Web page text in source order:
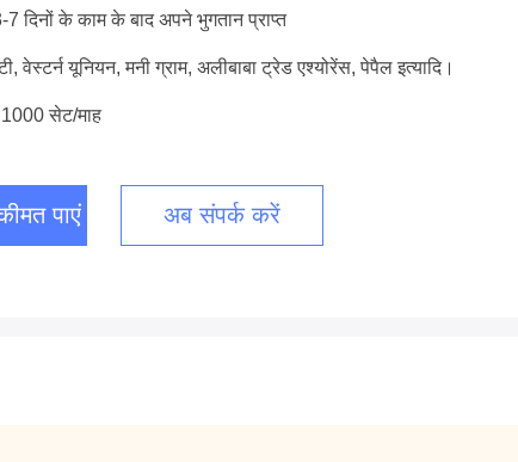
7 दिनों के काम के बाद अपने भुगतान प्राप्त
वेस्टर्न यूनियन, मनी ग्राम, अलीबाबा ट्रेड एश्योरेंस, पेपैल इत्यादि।
1000 सेट/माह
पाएं अब संपर्क करें